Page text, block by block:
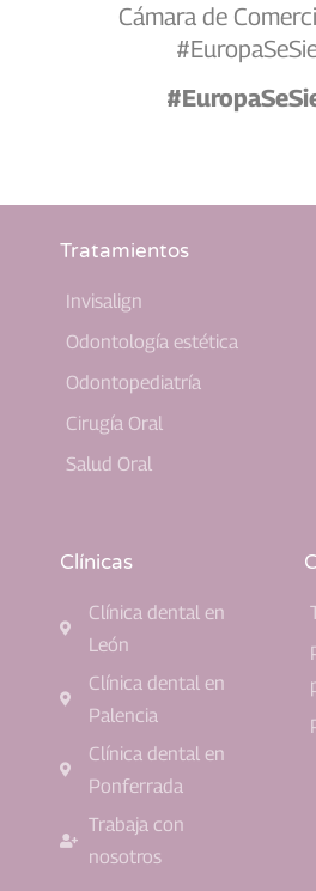
Cámara de
Tratamientos
Invisalign
Odontología estética
Odontopediatría
Cirugía Oral
Salud Oral
Clínicas
Clínica dental en
León
Clínica dental en
Palencia
Clínica dental en
Ponferrada
Trabaja con
nosotros